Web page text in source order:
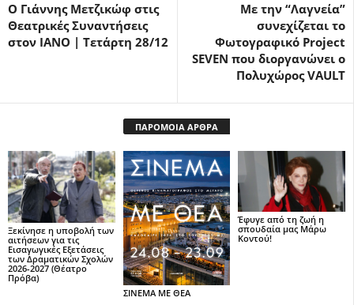
Ο Γιάννης Μετζικώφ στις
Θεατρικές Συναντήσεις
στον ΙΑΝΟ | Τετάρτη 28/12
Με την “Λαγνεία”
συνεχίζεται τo
Φωτογραφικό Project
SEVEN που διοργανώνει ο
Πολυχώρος VAULT
ΠΑΡΟΜΟΙΑ ΑΡΘΡΑ
Ξεκίνησε η υποβολή των
αιτήσεων για τις
Εισαγωγικές Εξετάσεις
των Δραματικών Σχολών
2026-2027 (Θέατρο
Πρόβα)
ΣΙΝΕΜΑ ΜΕ ΘΕΑ
Έφυγε από τη ζωή η
σπουδαία μας Μάρω
Κοντού!